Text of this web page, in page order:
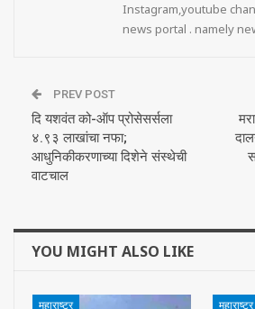
Instagram,youtube
news portal . namely
PREV POST
दि यशवंत को-ऑप प्रोसेसर्सला
४.९३ लाखांचा नफा;
आधुनिकीकरणाच्या दिशेने संस्थेची
वाटचाल
YOU MIGHT ALSO LIKE
महाराष्ट्र महाराष्ट्र